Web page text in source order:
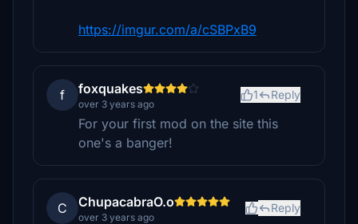
https://imgur.com/a/cSBPxB9
f foxquakes
over 3 years ago
1 Reply
For your first mod on the site this
one's a banger!
C ChupacabraO.o
over 3 years ago
Reply